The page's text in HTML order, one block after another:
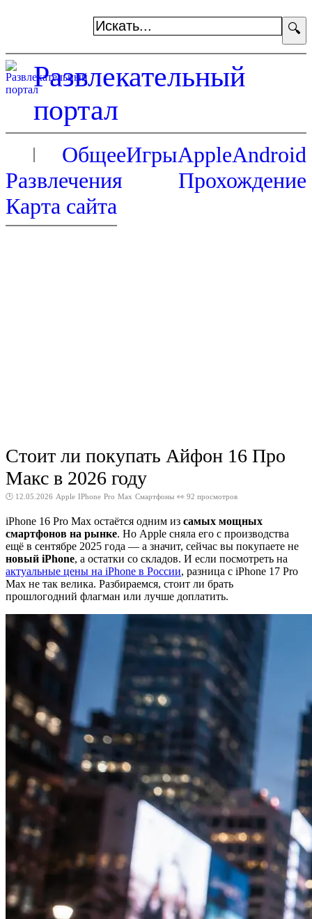
🔍
Развлекательный
портал
ОбщееИгрыAppleAndroid
Развлечения
Прохождение
Карта сайта
Стоит ли покупать Айфон 16 Про
Макс в 2026 году
🕑 12.05.2026 Apple IPhone Pro Max Смартфоны 👀 92 просмотров
iPhone 16 Pro Max остаётся одним из самых мощных
смартфонов на рынке. Но Apple сняла его с производства
ещё в сентябре 2025 года — а значит, сейчас вы покупаете не
новый iPhone, а остатки со складов. И если посмотреть на
актуальные цены на iPhone в России, разница с iPhone 17 Pro
Max не так велика. Разбираемся, стоит ли брать
прошлогодний флагман или лучше доплатить.